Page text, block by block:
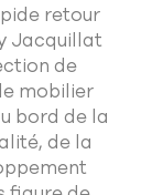
retour
Jacquillat
de
mobilier
bord de la
de la